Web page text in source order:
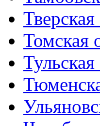
Томская